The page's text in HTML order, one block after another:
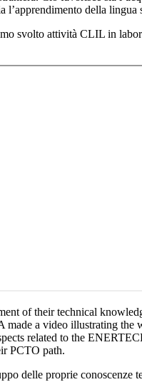
l’apprendimento della lingua
svolto attività CLIL in
of their technical
made a video illustrating the
related to the
PCTO path.
delle proprie conoscenze